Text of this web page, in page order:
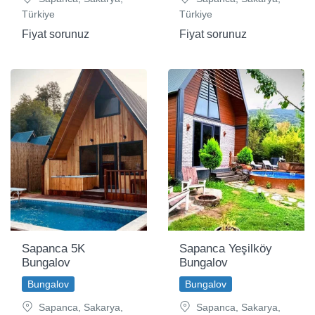
Türkiye
Fiyat sorunuz
Türkiye
Fiyat sorunuz
Sapanca 5K
Bungalov
Bungalov
Sapanca, Sakarya,
Sapanca Yeşilköy
Bungalov
Bungalov
Sapanca, Sakarya,